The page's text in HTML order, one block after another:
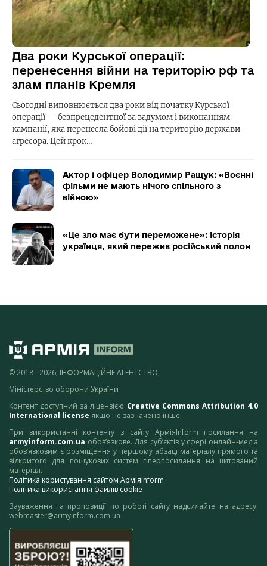
Два роки Курської операції:
перенесення війни на територію рф та
злам планів Кремля
Сьогодні виповнюється два роки від початку Курської
операції — безпрецедентної за задумом і виконанням
кампанії, яка перенесла бойові дії на територію держави-
агресора. Цей крок…
Актор і офіцер Володимир Ращук: «Воєнні
фільми не мають нічого спільного з
війною»
«Це зло має бути переможене»: історія
українця, який пережив російський полон
© 2018 - 2026, ІНФОРМАЦІЙНЕ АГЕНТСТВО,
Міністерство оборони України
Контент доступний за ліцензією Creative Commons Attribution 4.0
International license якщо не зазначено інше.
При використанні контенту з сайту АрміяInform посилання на
armyinform.com.ua обов’язкове. Для суб’єктів у сфері онлайн-медіа
обов’язковим є розміщення у першому абзаці матеріалу прямого та
відкритого для пошукових систем гіперпосилання на цитований
матеріал.
Політика користування сайтом АрміяInform
Політика використання файлів cookie
Зауваження та пропозиції по роботі сайту надсилайте на адресу:
webmaster@armyinform.com.ua